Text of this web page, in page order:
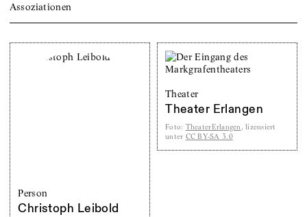
Assoziationen
Person
Christoph Leibold
Theater
Theater Erlangen
Foto: TheaterErlangen, lizensiert
unter CC BY-SA 3.0